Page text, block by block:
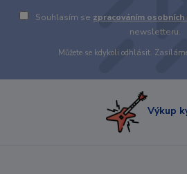
Souhlasím se zpracováním osobních
newsletteru.
Můžete se kdykoli odhlásit.
Výkup